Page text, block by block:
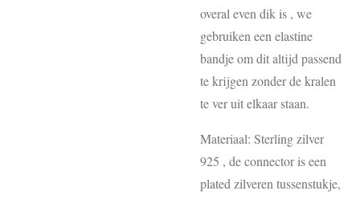
overal even dik is , we
gebruiken een elastine
bandje om dit altijd passend
te krijgen zonder de kralen
te ver uit elkaar staan.
Materiaal: Sterling zilver
925 , de connector is een
plated zilveren tussenstukje,